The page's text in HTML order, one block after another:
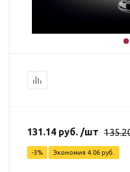
131.14 руб. /шт
-3% Экономия 4.06 руб.